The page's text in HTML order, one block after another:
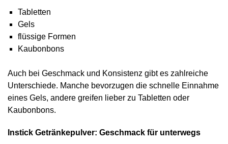
Tabletten
Gels
flüssige Formen
Kaubonbons
Auch bei Geschmack und Konsistenz gibt es zahlreiche
Unterschiede. Manche bevorzugen die schnelle Einnahme
eines Gels, andere greifen lieber zu Tabletten oder
Kaubonbons.
Instick Getränkepulver: Geschmack für unterwegs